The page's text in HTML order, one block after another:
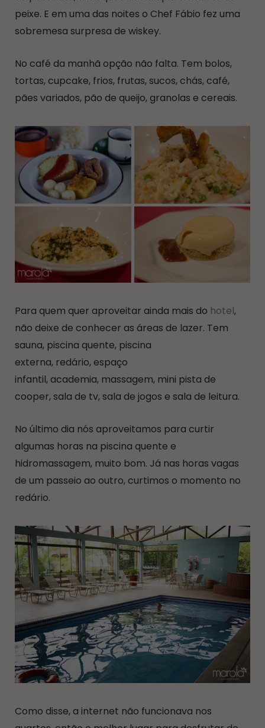
peixe. E em uma das noites o Chef Fábio fez uma
sobremesa surpresa de wiskey.
No café da manhã opção não falta. Tem bolos,
tortas, cupcake, frios, frutas, sucos, chás, café,
pães variados, pão de queijo, granolas e cereais.
Para quem quer aproveitar ainda mais do hotel,
não deixe de conhecer as áreas de lazer. Tem
sauna, piscina quente, piscina
externa, redário, espaço
infantil, academia, massagem, mini pista de
cooper, sala de tv, sala de jogos e sala de leitura.
No último dia nós aproveitamos para curtir
algumas horas na piscina quente e
hidromassagem, muito bom. Já nas horas vagas
de um passeio ao outro, curtimos o momento no
redário.
Como disse, a internet não funcionava nos